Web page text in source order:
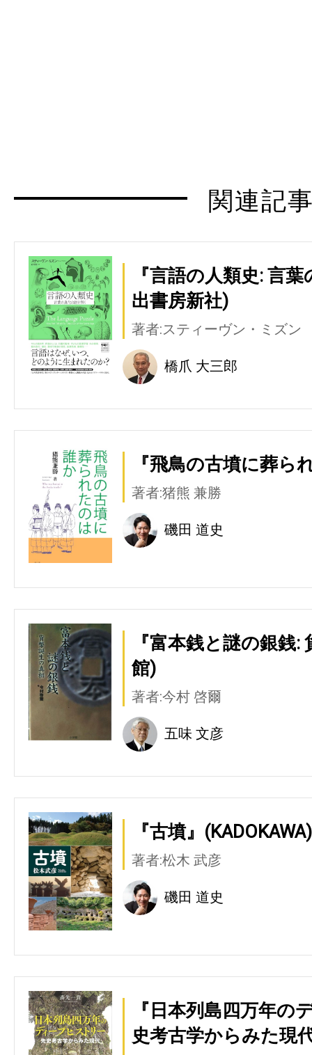
関連記
『言語の人類史: 言
出書房新社)
著者:スティーヴン・ミズン
橋爪 大三郎
『飛鳥の古墳に葬ら
著者:猪熊 兼勝
磯田 道史
『富本銭と謎の銀銭
館)
著者:今村 啓爾
五味 文彦
『古墳』(KADOKAWA)
著者:松木 武彦
磯田 道史
『日本列島四万年の
史考古学からみた現